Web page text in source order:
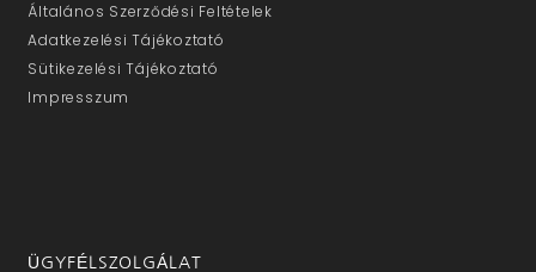
Általános Szerződési Feltételek
Adatkezelési Tájékoztató
Sütikezelési Tájékoztató
Impresszum
ÜGYFÉLSZOLGÁLAT